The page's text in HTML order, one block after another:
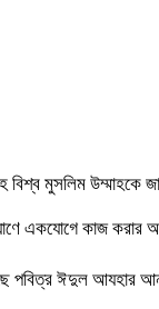
বিশ্ব মুসলিম
একযোগে কাজ করার
পবিত্র ঈদুল আযহার